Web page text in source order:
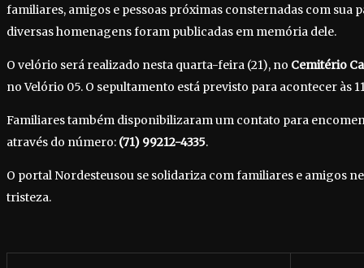
familiares, amigos e pessoas próximas consternadas com sua
diversas homenagens foram publicadas em memória dele.
O velório será realizado nesta quarta-feira (21), no Cemitério
no Velório 05. O sepultamento está previsto para acontecer às
Familiares também disponibilizaram um contato para
através do número: (71) 99212-4335.
O portal Nordesteusou se solidariza com familiares e amigos
tristeza.